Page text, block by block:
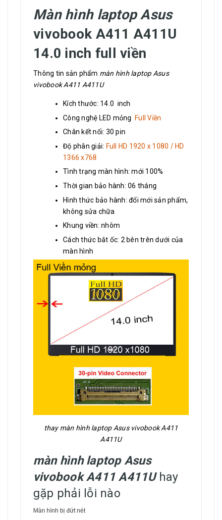
Màn hình laptop Asus
vivobook A411 A411U
14.0 inch full viền
Thông tin sản phẩm màn hình laptop Asus
vivobook A411 A411U
Kích thước: 14.0 inch
Công nghệ LED mỏng Full Viền
Chân kết nối: 30 pin
Độ phân giải: Full HD 1920 x 1080 / HD
1366 x768
Tình trạng màn hình: mới 100%
Thời gian bảo hành: 06 tháng
Hình thức bảo hành: đổi mới sản phẩm,
không sửa chữa
Khung viền: nhôm
Cách thức bắt ốc: 2 bên trên dưới của
màn hình
thay màn hình laptop Asus vivobook A411
A411U
màn hình laptop Asus
vivobook A411 A411Uhay
gặp phải lỗi nào
Màn hình bị đứt nét